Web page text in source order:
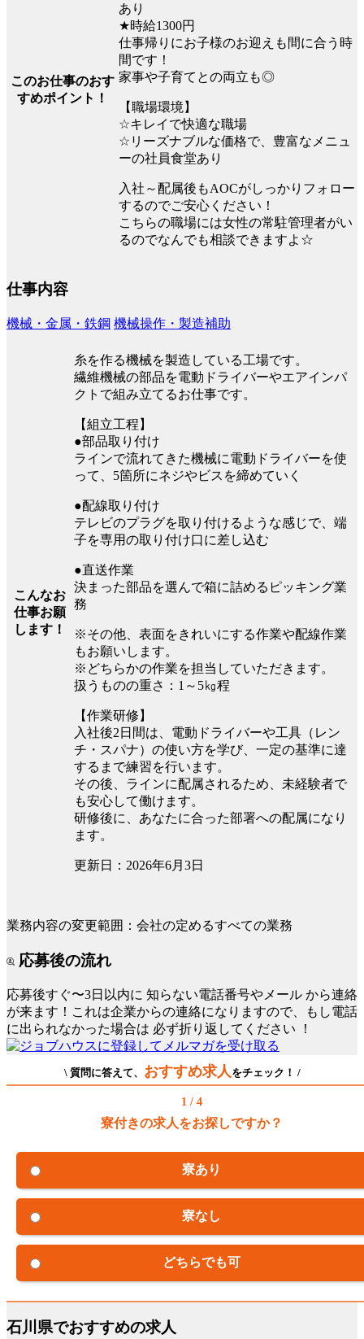
このお仕事のおす
すめポイント！
あり
★時給1300円
仕事帰りにお子様のお迎えも間に合う時
間です！
家事や子育てとの両立も◎
【職場環境】
☆キレイで快適な職場
☆リーズナブルな価格で、豊富なメニュ
ーの社員食堂あり
入社～配属後もAOCがしっかりフォロー
するのでご安心ください！
こちらの職場には女性の常駐管理者がい
るのでなんでも相談できますよ☆
仕事内容
機械・金属・鉄鋼 機械操作・製造補助
こんなお
仕事お願
します！
糸を作る機械を製造している工場です。
繊維機械の部品を電動ドライバーやエアインパ
クトで組み立てるお仕事です。
【組立工程】
●部品取り付け
ラインで流れてきた機械に電動ドライバーを使
って、5箇所にネジやビスを締めていく
●配線取り付け
テレビのプラグを取り付けるような感じで、端
子を専用の取り付け口に差し込む
●直送作業
決まった部品を選んで箱に詰めるピッキング業
務
※その他、表面をきれいにする作業や配線作業
もお願いします。
※どちらかの作業を担当していただきます。
扱うものの重さ：1～5㎏程
【作業研修】
入社後2日間は、電動ドライバーや工具（レン
チ・スパナ）の使い方を学び、一定の基準に達
するまで練習を行います。
その後、ラインに配属されるため、未経験者で
も安心して働けます。
研修後に、あなたに合った部署への配属になり
ます。
更新日：2026年6月3日
業務内容の変更範囲：会社の定めるすべての業務
応募後の流れ
応募後すぐ〜3日以内に 知らない電話番号やメール から連絡
が来ます！これは企業からの連絡になりますので、もし電話
に出られなかった場合は 必ず折り返してください ！
\ 質問に答えて、 おすすめ求人 をチェック！ /
1 / 4
寮付きの求人をお探しですか？
寮あり
寮なし
どちらでも可
石川県でおすすめの求人